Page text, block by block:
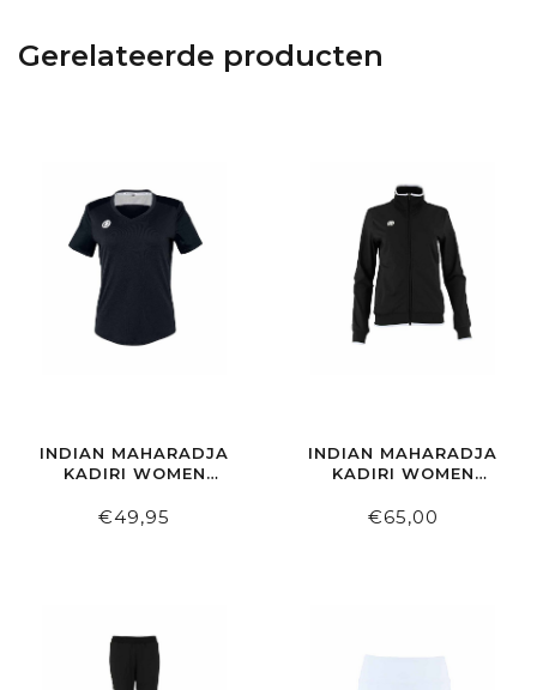
Gerelateerde producten
INDIAN MAHARADJA
KADIRI WOMEN
€49,95
INDIAN MAHARADJA
KADIRI WOMEN
€65,00